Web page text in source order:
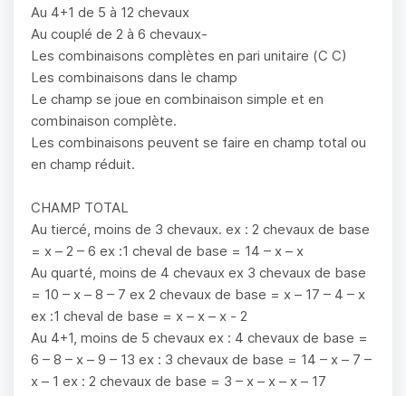
Au 4+1 de 5 à 12 chevaux
Au couplé de 2 à 6 chevaux-
Les combinaisons complètes en pari unitaire (C C)
Les combinaisons dans le champ
Le champ se joue en combinaison simple et en
combinaison complète.
Les combinaisons peuvent se faire en champ total ou
en champ réduit.
CHAMP TOTAL
Au tiercé, moins de 3 chevaux. ex : 2 chevaux de base
= x – 2 – 6 ex :1 cheval de base = 14 – x – x
Au quarté, moins de 4 chevaux ex 3 chevaux de base
= 10 – x – 8 – 7 ex 2 chevaux de base = x – 17 – 4 – x
ex :1 cheval de base = x – x – x - 2
Au 4+1, moins de 5 chevaux ex : 4 chevaux de base =
6 – 8 – x – 9 – 13 ex : 3 chevaux de base = 14 – x – 7 –
x – 1 ex : 2 chevaux de base = 3 – x – x – x – 17